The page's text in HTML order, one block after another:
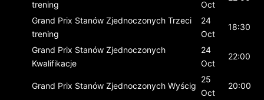
trening
Oct
Grand Prix Stanów Zjednoczonych Trzeci
trening
24
Oct
18:30
Grand Prix Stanów Zjednoczonych
Kwalifikacje
24
Oct
22:00
Grand Prix Stanów Zjednoczonych Wyścig
25
Oct
20:00